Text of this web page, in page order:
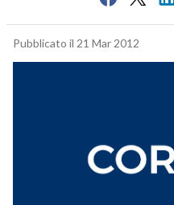
Pubblicato il 21 Mar 2012